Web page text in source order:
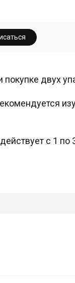
покупке двух
с 1 по